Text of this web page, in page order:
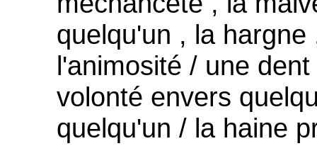
quelqu'un , la
l'animosité / une
volonté envers
quelqu'un / la haine